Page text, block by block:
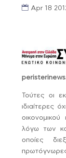
Apr 18
Τούτες οι
ιδιαίτερες
λόγω των
οποίες